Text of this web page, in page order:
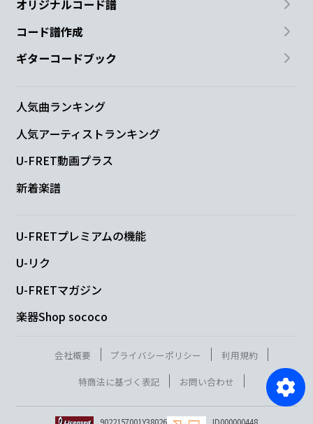
オリジナルコード譜
コード譜作成
ギターコードブック
人気曲ランキング
人気アーティストランキング
U-FRET動画プラス
新着楽譜
U-FRETプレミアムの機能
U-リク
U-FRETマガジン
楽器Shop sococo
会社概要 プライバシーポリシー
利用規約
特商法に基づく表記
お問い合わせ